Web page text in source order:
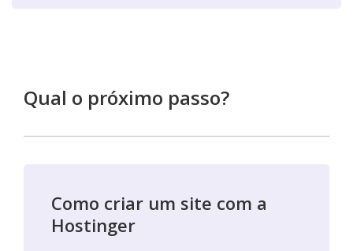
Qual o próximo passo?
Como criar um site com a
Hostinger